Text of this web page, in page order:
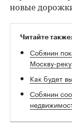
новые
Читайте также:
Собянин
Москву-реку
Как будет
Собянин